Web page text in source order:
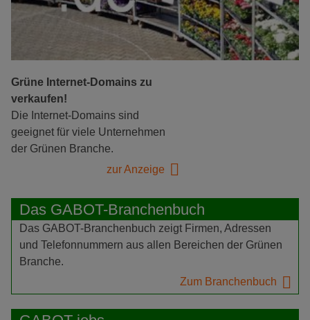
Grüne Internet-Domains zu
verkaufen!
Die Internet-Domains sind
geeignet für viele Unternehmen
der Grünen Branche.
zur Anzeige
Das GABOT-Branchenbuch
Das GABOT-Branchenbuch zeigt Firmen, Adressen
und Telefonnummern aus allen Bereichen der Grünen
Branche.
Zum Branchenbuch